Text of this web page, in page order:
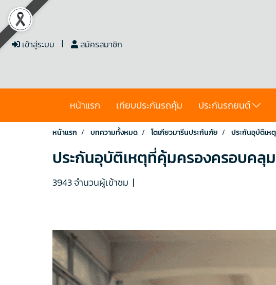
เข้าสู่ระบบ สมัครสมาชิก
หน้าแรก เทียบประกันรถคุ้ม ประกันรถยนต์
หน้าแรก บทความทั้งหมด โตเกียวมารีนประกันภัย ประกันอุบัติเ
ประกันอุบัติเหตุที่คุ้มครองครอบคลุ
3943 จำนวนผู้เข้าชม |